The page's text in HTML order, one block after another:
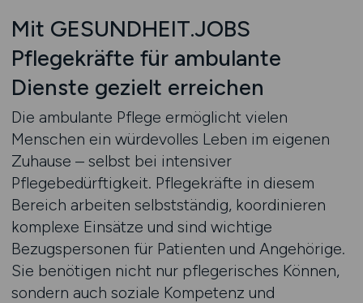
Mit GESUNDHEIT.JOBS
Pflegekräfte für ambulante
Dienste gezielt erreichen
Die ambulante Pflege ermöglicht vielen
Menschen ein würdevolles Leben im eigenen
Zuhause – selbst bei intensiver
Pflegebedürftigkeit. Pflegekräfte in diesem
Bereich arbeiten selbstständig, koordinieren
komplexe Einsätze und sind wichtige
Bezugspersonen für Patienten und Angehörige.
Sie benötigen nicht nur pflegerisches Können,
sondern auch soziale Kompetenz und